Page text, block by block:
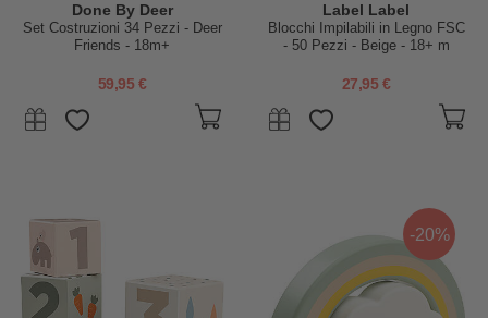
Done By Deer
Set Costruzioni 34 Pezzi - Deer
Friends - 18m+
59,95 €
Label Label
Blocchi Impilabili in Legno FSC
- 50 Pezzi - Beige - 18+ m
27,95 €
-20%